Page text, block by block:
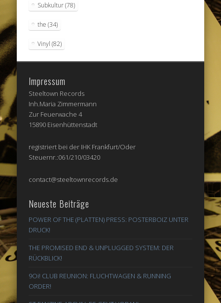
Subkultur(78)
the (34)
Vinyl (82)
Impressum
Steeltown Records
Inh.Maria Zimmermann
Zur Feuerwache 4
15890 Eisenhüttenstadt
registriert bei der IHK Frankfurt/Oder
Steuernr.:061/210/03420
contact@steeltownrecords.de
Neueste Beiträge
POWER OF THE (PLATTEN) PRESS: POSTERBOIZ UNTER
DRUCK!
THE PROMISED END & UNPLUGGED SYSTEM: DER
RÜCKBLICK!
9Oi! CLUB REUNION: FLUCHTWAGEN & RUNNING
ORDER!